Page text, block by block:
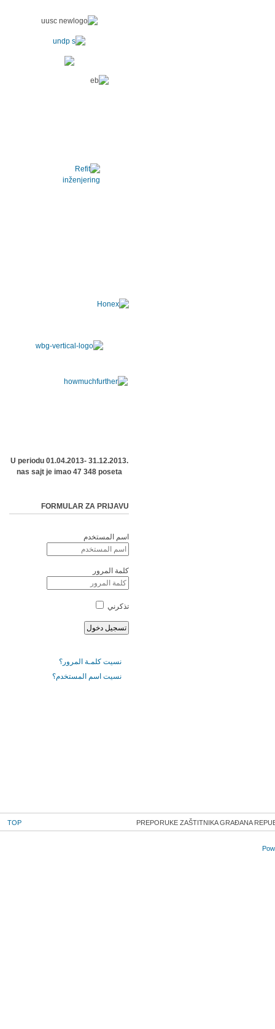
U periodu 01.04.2013- 31.12.2013.
nas sajt je imao 47 348 poseta
FORMULAR ZA PRIJAVU
اسم المستخدم
كلمة المرور
تذكرني
نسيت كلمـة المرور؟
نسيت اسم المستخدم؟
PREPORUKE ZAŠTITNIKA GRAĐANA
TOP